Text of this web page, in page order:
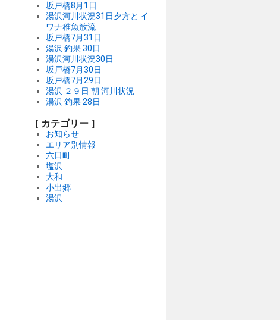
坂戸橋8月1日
湯沢河川状況31日夕方と イ
ワナ稚魚放流
坂戸橋7月31日
湯沢 釣果 30日
湯沢河川状況30日
坂戸橋7月30日
坂戸橋7月29日
湯沢 ２９日 朝 河川状況
湯沢 釣果 28日
[ カテゴリー ]
お知らせ
エリア別情報
六日町
塩沢
大和
小出郷
湯沢